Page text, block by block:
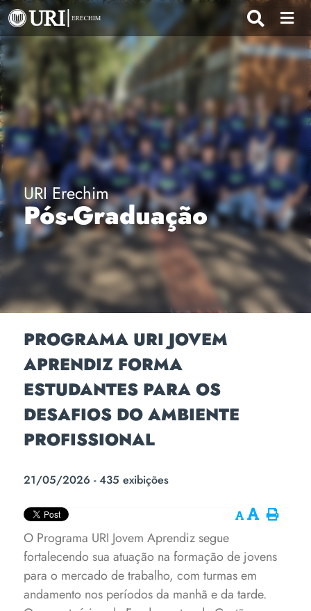
URI Erechim
Pós-Graduação
PROGRAMA URI JOVEM
APRENDIZ FORMA
ESTUDANTES PARA OS
DESAFIOS DO AMBIENTE
PROFISSIONAL
21/05/2026 - 435 exibições
O Programa URI Jovem Aprendiz segue
fortalecendo sua atuação na formação de jovens
para o mercado de trabalho, com turmas em
andamento nos períodos da manhã e da tarde.